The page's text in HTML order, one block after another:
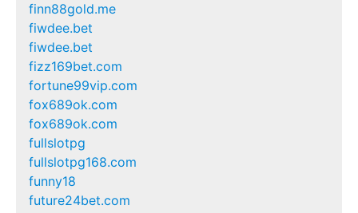
finn88gold.me
fiwdee.bet
fiwdee.bet
fizz169bet.com
fortune99vip.com
fox689ok.com
fox689ok.com
fullslotpg
fullslotpg168.com
funny18
future24bet.com